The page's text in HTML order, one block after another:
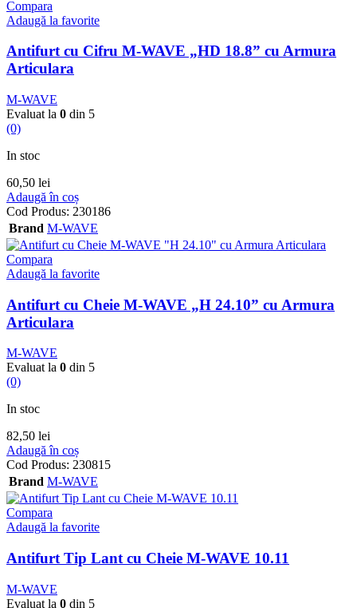
Compara
Adaugă la favorite
Antifurt cu Cifru M-WAVE „HD 18.8” cu Armura
Articulara
M-WAVE
Evaluat la 0 din 5
(0)
In stoc
60,50 lei
Adaugă în coș
Cod Produs: 230186
Brand M-WAVE
Compara
Adaugă la favorite
Antifurt cu Cheie M-WAVE „H 24.10” cu Armura
Articulara
M-WAVE
Evaluat la 0 din 5
(0)
In stoc
82,50 lei
Adaugă în coș
Cod Produs: 230815
Brand M-WAVE
Compara
Adaugă la favorite
Antifurt Tip Lant cu Cheie M-WAVE 10.11
M-WAVE
Evaluat la 0 din 5